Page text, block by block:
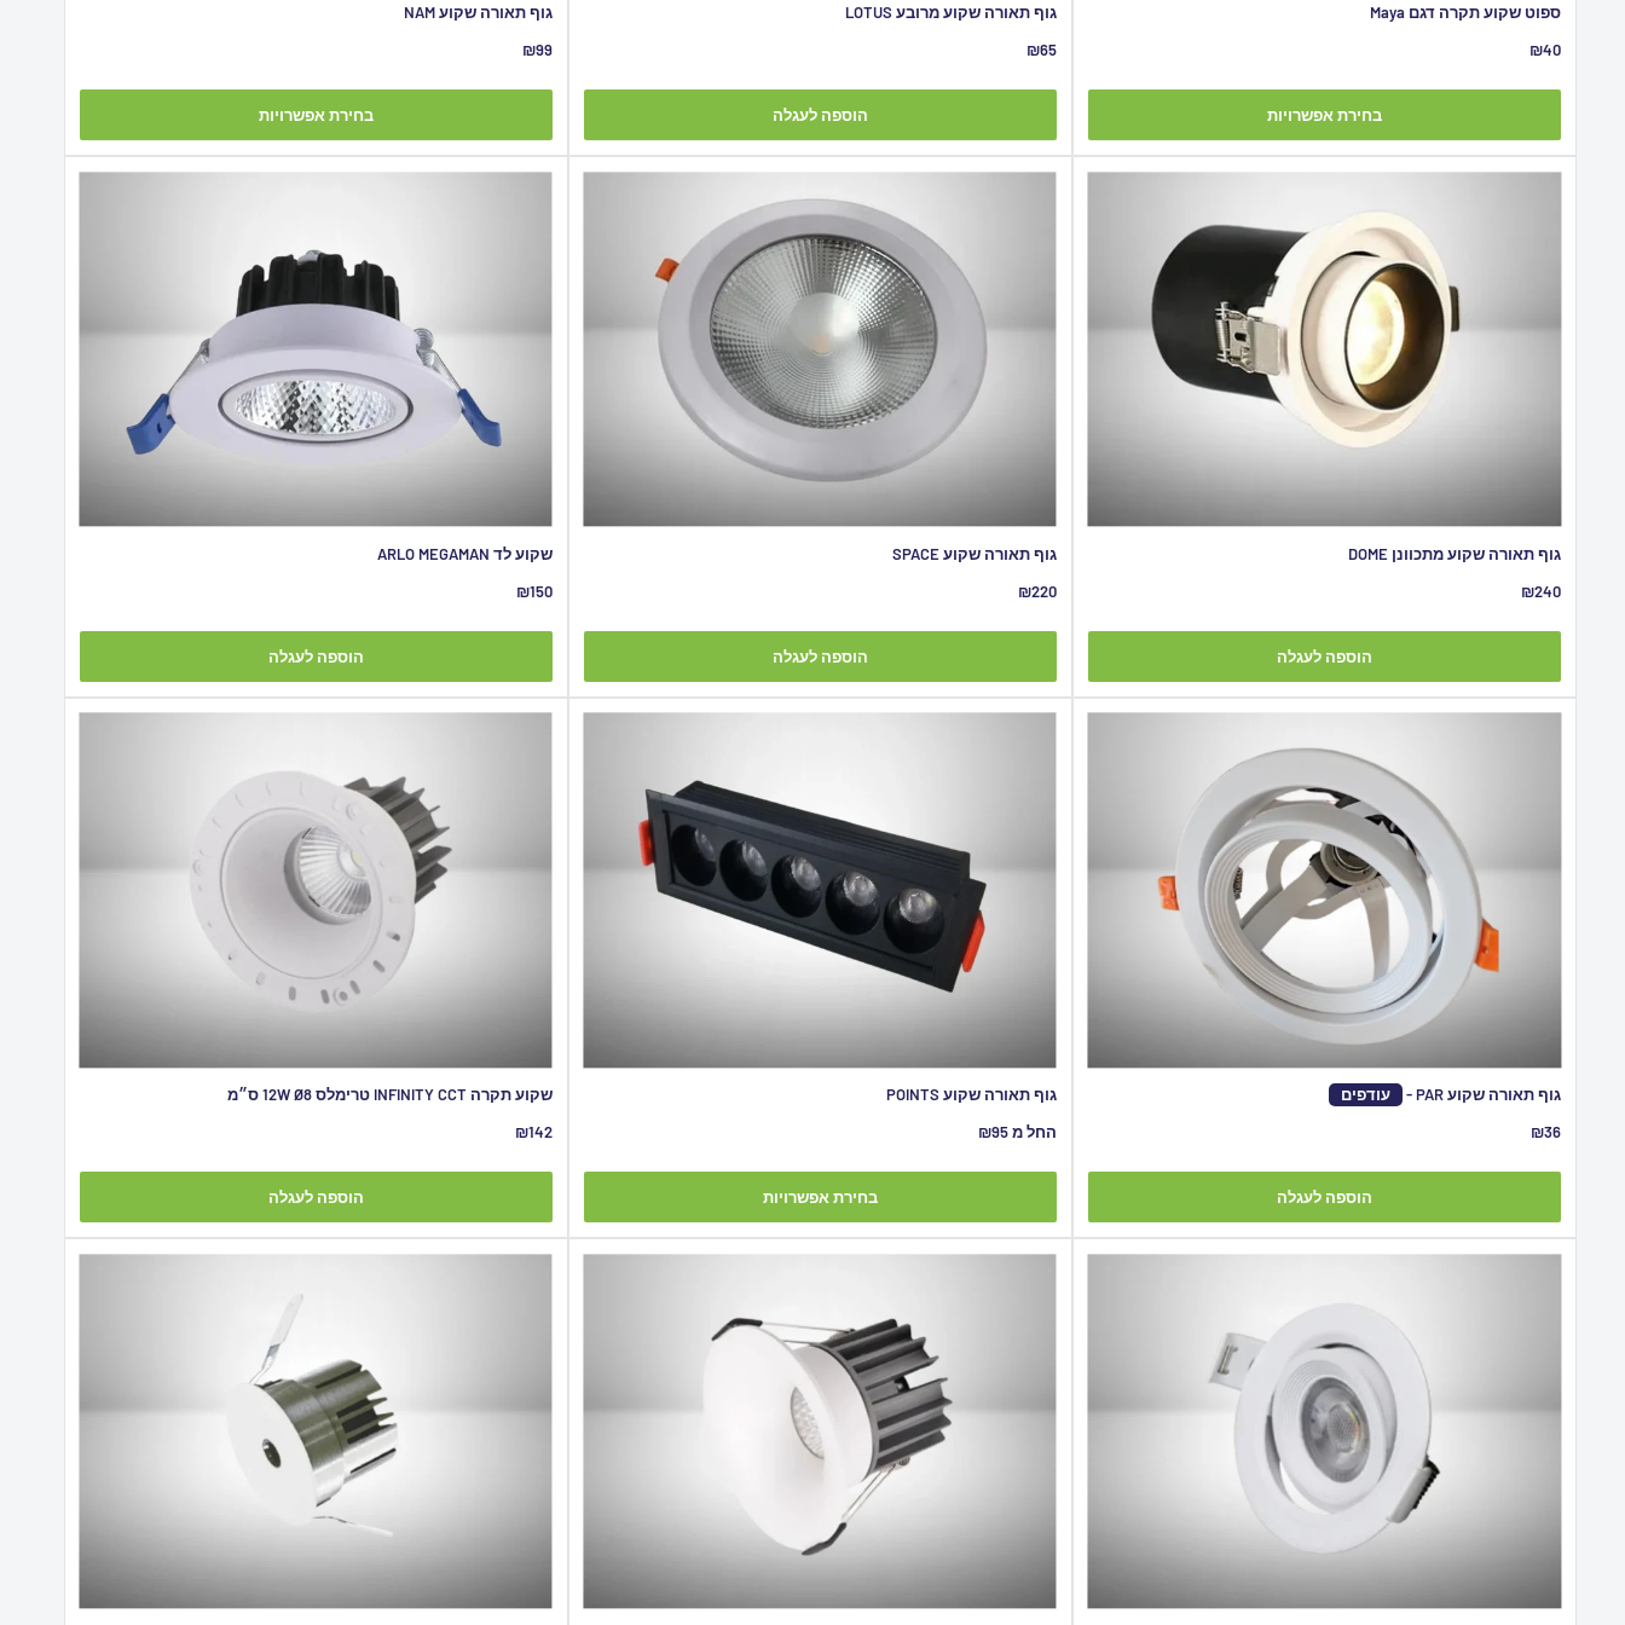
ספוט שקוע תקרה דגם Maya
מחיר
₪40
בחירת אפשרויות
גוף תאורה שקוע מרובע LOTUS
מחיר
₪65
הוספה לעגלה
גוף תאורה שקוע NAM
מחיר
₪99
בחירת אפשרויות
גוף תאורה שקוע מתכוונן DOME
מחיר
₪240
הוספה לעגלה
גוף תאורה שקוע SPACE
מחיר
₪220
הוספה לעגלה
שקוע לד ARLO MEGAMAN
מחיר
₪150
הוספה לעגלה
גוף תאורה שקוע PAR -
עודפים
מחיר
₪36
הוספה לעגלה
גוף תאורה שקוע POINTS
מחיר
החל מ ₪95
בחירת אפשרויות
שקוע תקרה INFINITY CCT טרימלס 12W Ø8 ס״מ
מחיר
₪142
הוספה לעגלה